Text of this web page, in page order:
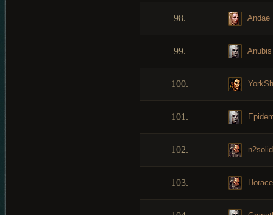
98. Andae
99. Anubis
100.
101.
102. n2solid
103. Horace